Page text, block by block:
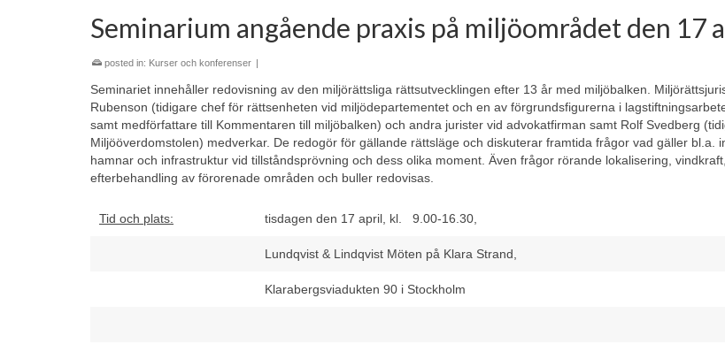
Seminarium angående praxis på miljöområdet den 17
posted in: Kurser och konferenser |
Seminariet innehåller redovisning av den miljörättsliga rättsutvecklingen efter 13 år med miljöbalken.
Rubenson (tidigare chef för rättsenheten vid miljödepartementet och en av förgrundsfigurerna i
samt medförfattare till Kommentaren till miljöbalken) och andra jurister vid advokatfirman samt Rolf Svedberg
Miljööverdomstolen) medverkar. De redogör för gällande rättsläge och diskuterar framtida frågor vad gäller bl.a.
hamnar och infrastruktur vid tillståndsprövning och dess olika moment. Även frågor rörande lokalisering,
efterbehandling av förorenade områden och buller redovisas.
Tid och plats: tisdagen den 17 april, kl. 9.00-16.30,
Lundqvist & Lindqvist Möten på Klara Strand,
Klarabergsviadukten 90 i Stockholm